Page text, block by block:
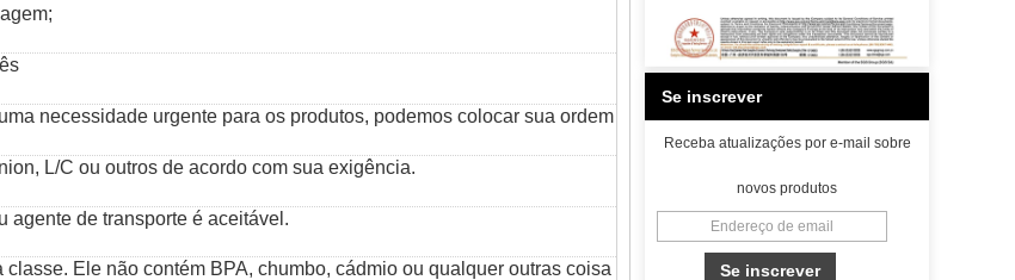
Se inscrever
Receba atualizações por e-mail sobre
novos produtos
necessidade urgente para os produtos, podemos colocar sua ordem
L/C ou outros de acordo com sua exigência.
agente de transporte é aceitável.
Ele não contém BPA, chumbo, cádmio ou qualquer outras coisa